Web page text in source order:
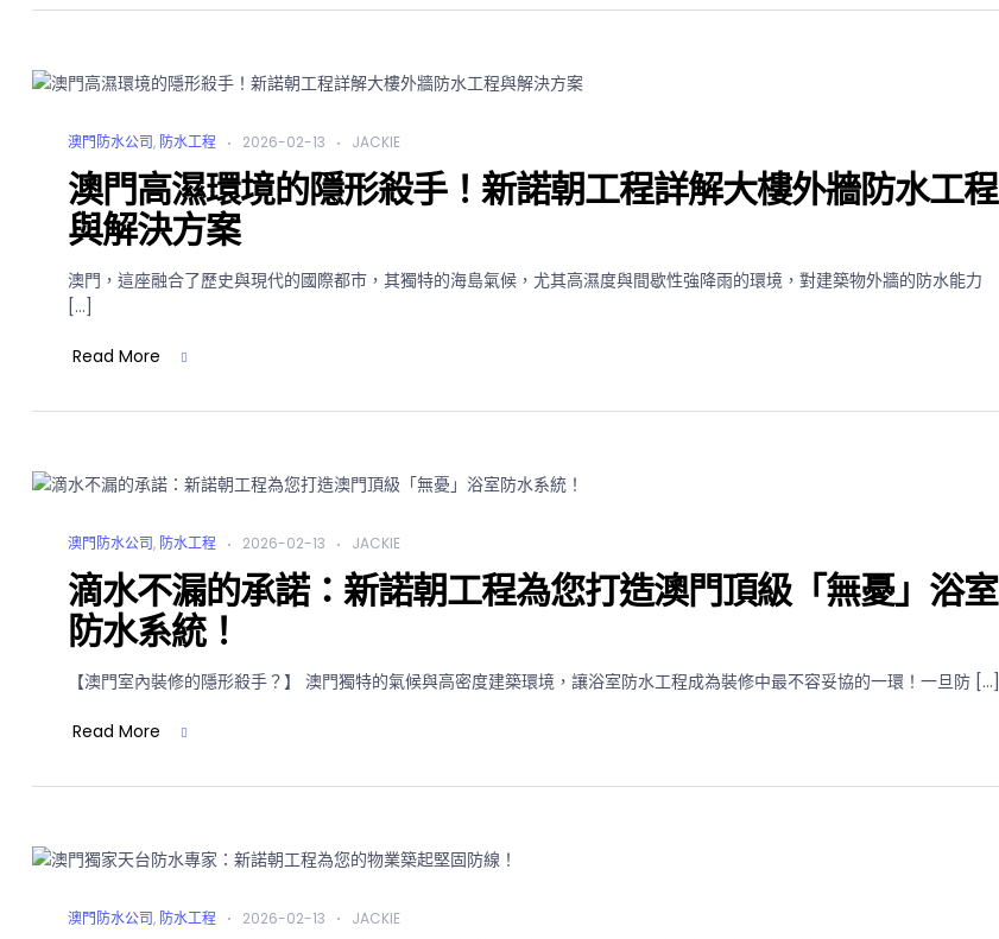
澳門防水公司, 防水工程 2026-02-13 JACKIE
澳門高濕環境的隱形殺手！新諾朝工程詳解大樓外牆防水工程
與解決方案
澳門，這座融合了歷史與現代的國際都市，其獨特的海島氣候，尤其高濕度與間歇性強降雨的環境，對建築物外牆的防水能力
[…]
Read More
澳門防水公司, 防水工程 2026-02-13 JACKIE
滴水不漏的承諾：新諾朝工程為您打造澳門頂級「無憂」浴室
防水系統！
【澳門室內裝修的隱形殺手？】 澳門獨特的氣候與高密度建築環境，讓浴室防水工程成為裝修中最不容妥協的一環！一旦防 […]
Read More
澳門防水公司, 防水工程 2026-02-13 JACKIE